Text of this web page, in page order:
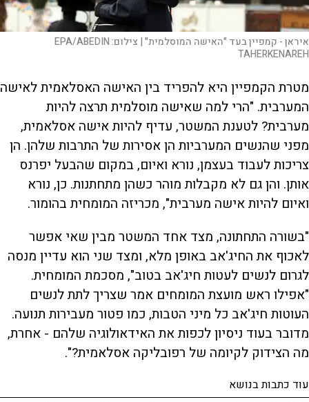
איראן - קמפיין בעד "האישה המוסלמית" | צילום:EPA/ABEDIN
TAHERKENAREH
מטרת הקמפיין היא להפריד בין האישה האסלאמית לאישה
המערבית. "הרי למה שאישה מוסלמית תרצה להיות
מערבית? לטענת המשטר, עדיף להיות אישה אסלאמית,
מפני שהנשים המערביות הן אסירות של התרבות שלהן. הן
צריכות לעבוד בעצמן, נורא ואיום, במקום שהבעל יפרנס
אותן. והן גם לא מקבלות מוהר כשהן מתחתנות. כן, נורא
ואיום להיות אישה מערבית", מכריזה המומחית בהומור.
"בשורה התחתונה, מצד אחד המשטר מבין שאי אפשר
לאכוף את החיג'אב באופן מלא, ומצד שני הוא עדיין מנסה
לגרום לנשים לעטות חיג'אב בטוב", מסכמת המומחית.
"אפילו ראש מועצת המומחים אמר שצריך לתת לנשים
העוטות חיג'אב כל מיני הטבות, כמו פטור מעבירות תנועה.
מדובר בעוד ניסיון לכפות את האידאולוגיה שלהם - אחרת,
מה הצידוק לקיומה של רפובליקה אסלאמית?".
עוד כתבות בנושא